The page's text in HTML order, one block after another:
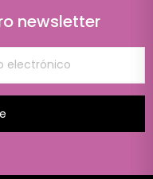
newsletter